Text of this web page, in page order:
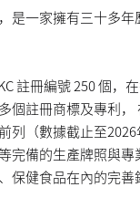
是一家擁有三十多年
註冊編號 250 個，
個註冊商標及專利，
列（數據截止至
完備的生產牌照與專
保健食品在內的完善